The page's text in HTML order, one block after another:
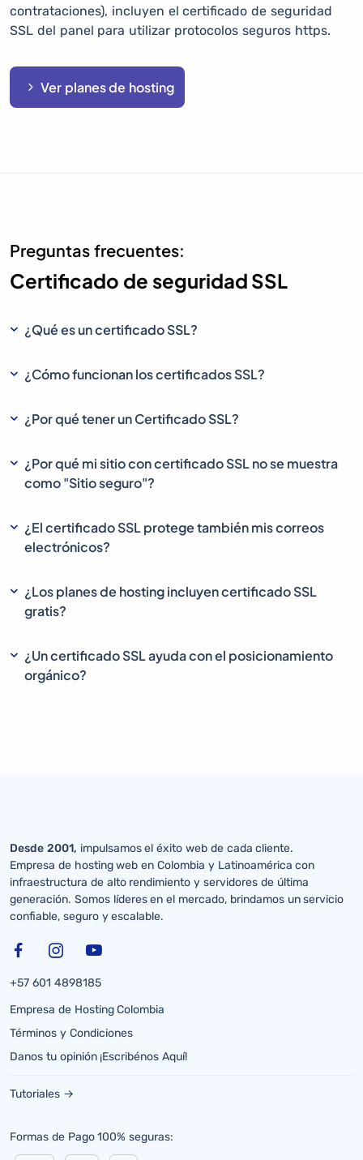
contrataciones), incluyen el certificado de seguridad
SSL del panel para utilizar protocolos seguros https.
Ver planes de hosting
Preguntas frecuentes:
Certificado de seguridad SSL
¿Qué es un certificado SSL?
¿Cómo funcionan los certificados SSL?
¿Por qué tener un Certificado SSL?
¿Por qué mi sitio con certificado SSL no se muestra
como "Sitio seguro"?
¿El certificado SSL protege también mis correos
electrónicos?
¿Los planes de hosting incluyen certificado SSL
gratis?
¿Un certificado SSL ayuda con el posicionamiento
orgánico?
Desde 2001, impulsamos el éxito web de cada cliente.
Empresa de hosting web en Colombia y Latinoamérica con
infraestructura de alto rendimiento y servidores de última
generación. Somos líderes en el mercado, brindamos un servicio
confiable, seguro y escalable.
+57 601 4898185
Empresa de Hosting Colombia
Términos y Condiciones
Danos tu opinión ¡Escribénos Aquí!
Tutoriales →
Formas de Pago 100% seguras: